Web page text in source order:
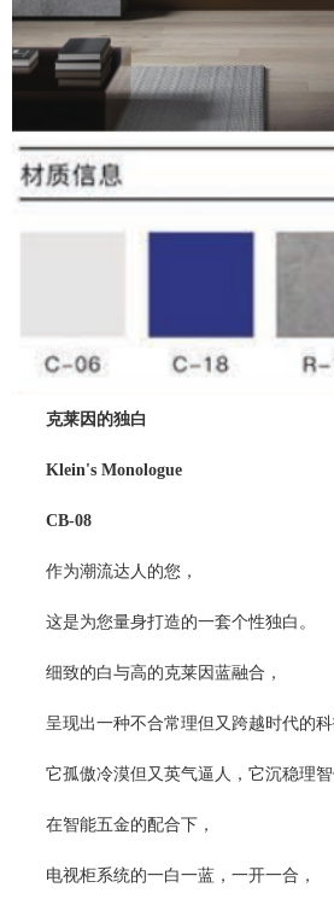
克莱因的独白
Klein's Monologue
CB-08
作为潮流达人的您，
这是为您量身打造的一套个性独白。
细致的白与高的克莱因蓝融合，
呈现出一种不合常理但又跨越时代的科
它孤傲冷漠但又英气逼人，它沉稳理智
在智能五金的配合下，
电视柜系统的一白一蓝，一开一合，